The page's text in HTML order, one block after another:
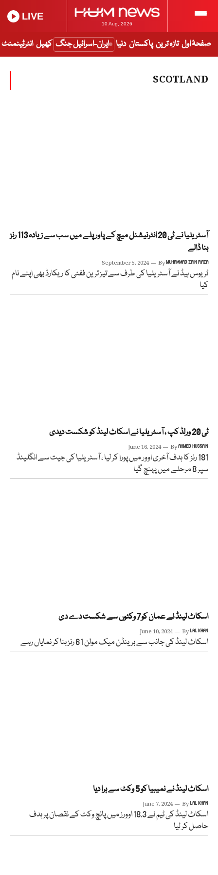
10 Aug, 2026
LIVE
صفحۂ اول تازہ ترین پاکستان دنیا ایران-اسرائیل جنگ کھیل انٹرٹینمنٹ
SCOTLAND
آسٹریلیا نے ٹی 20 انٹرنیشنل میچ کے پاور پلے میں سب سے زیادہ 113 رنز
بنا ڈالے
September 5, 2024 ByMUHAMMAD ZAIN RAZA
ٹریوس ہیڈ نے آسٹریلیا کی طرف سے تیز ترین ففٹی کا ریکارڈ بھی اپنے نام
کیا
ٹی 20 ورلڈ کپ ، آسٹریلیا نے اسکاٹ لینڈ کو شکست دیدی
June 16, 2024 ByAHMED HUSSAIN
181 رنز کا ہدف آخری اوور میں پورا کر لیا ، آسٹریلیا کی جیت سے انگلینڈ
سپر 8 مرحلے میں پہنچ گیا
اسکاٹ لینڈ نے عمان کو7 وکٹوں سے شکست دے دی
June 10, 2024 ByLAL KHAN
اسکاٹ لینڈ کی جانب سے برینڈن میک مولن 61 رنز بنا کر نمایاں رہے
اسکاٹ لینڈ نے نمیبیا کو 5 وکٹ سے ہرا دیا
June 7, 2024 ByLAL KHAN
اسکاٹ لینڈ کی ٹیم نے 18.3 اوورز میں پانچ وکٹ کے نقصان پر ہدف
حاصل کر لیا